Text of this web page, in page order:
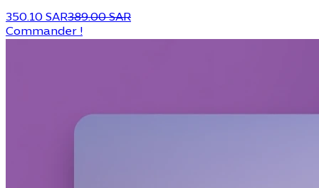
350.10 SAR389.00 SAR
Commander !